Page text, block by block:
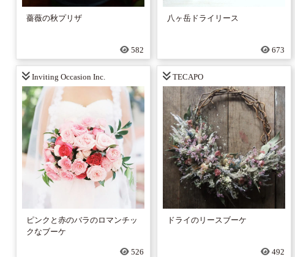
薔薇の秋プリザ
582
八ヶ岳ドライリース
673
Inviting Occasion Inc.
ピンクと赤のバラのロマンチッ
クなブーケ
526
TECAPO
ドライのリースブーケ
492